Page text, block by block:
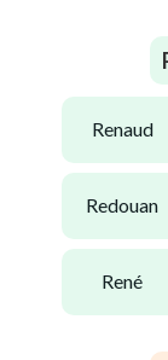
renaud
redouan
rené